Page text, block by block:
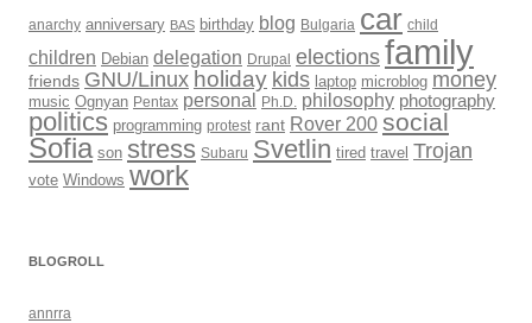
anarchy anniversary BAS birthday blog Bulgaria car child
children Debian delegation Drupal elections family
friends GNU/Linux holiday kids laptop microblog money
music Ognyan Pentax personal Ph.D. philosophy photography
politics programming protest rant Rover 200 social
Sofia son stress Subaru Svetlin tired travel Trojan
vote Windows work
BLOGROLL
annrra